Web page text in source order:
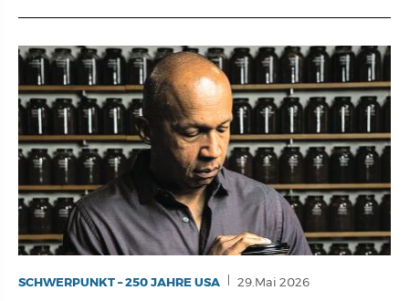
SCHWERPUNKT – 250 JAHRE USA 29.Mai 2026